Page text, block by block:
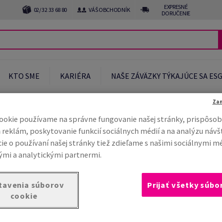
02/ 32 33 68 80 VÁŠ OBCHODNÍK
EXPRESNÉ
DORUČENIE
KTO SME KARIÉRA NAŠE ZÁVÄZKY TÝKAJÚCE SA ESG
ako nás
Máte otázku pre náš tím?
Zaujíma vás,
ktorí vám pomôžu s akýmkoľvek vaším
používame na správne fungovanie našej stránky,
reklám, poskytovanie funkcií sociálnych médií a na analýzu
o používaní našej stránky tiež zdieľame s našimi sociálnymi
a analytickými partnermi.
súborov
cookie
Prijať všetky